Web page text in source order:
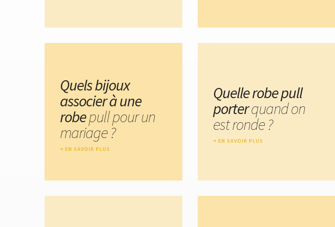
Quels bijoux
associer à une
robepull pour un
mariage ?
EN SAVOIR PLUS
Quelle robe pull
porterquand on
est ronde ?
EN SAVOIR PLUS